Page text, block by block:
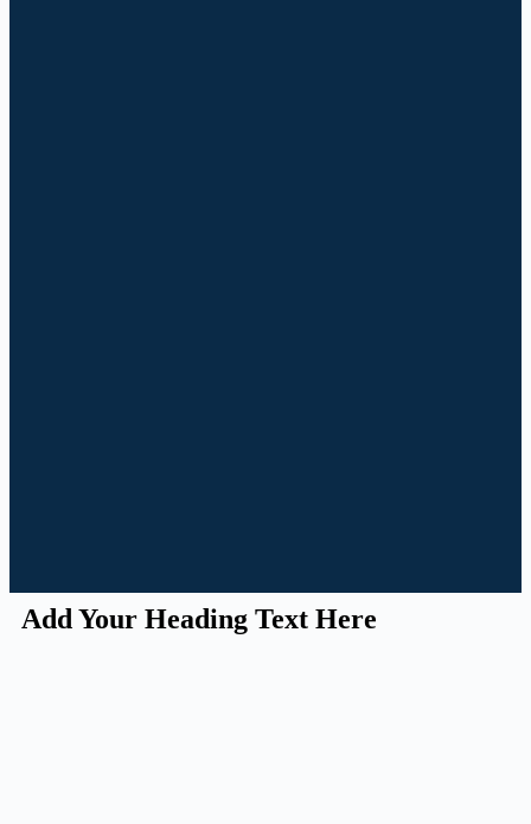
Add Your Heading Text Here